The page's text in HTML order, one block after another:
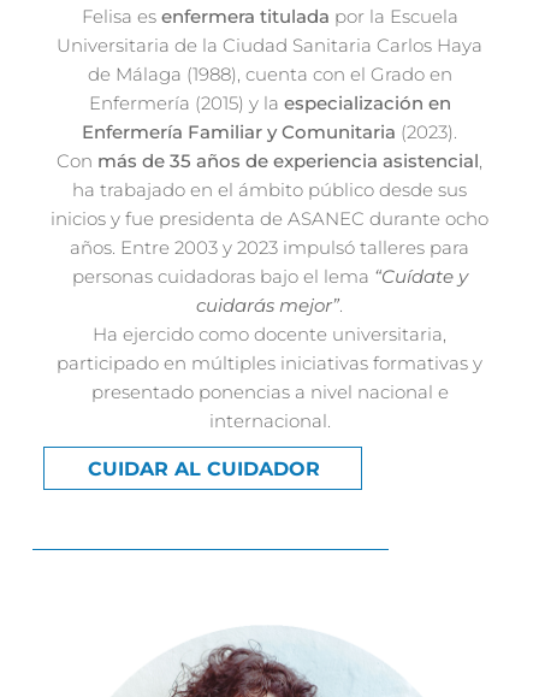
Felisa es enfermera titulada por la Escuela
Universitaria de la Ciudad Sanitaria Carlos Haya
de Málaga (1988), cuenta con el Grado en
Enfermería (2015) y la especialización en
Enfermería Familiar y Comunitaria (2023).
Con más de 35 años de experiencia asistencial,
ha trabajado en el ámbito público desde sus
inicios y fue presidenta de ASANEC durante ocho
años. Entre 2003 y 2023 impulsó talleres para
personas cuidadoras bajo el lema “Cuídate y
cuidarás mejor”.
Ha ejercido como docente universitaria,
participado en múltiples iniciativas formativas y
presentado ponencias a nivel nacional e
internacional.
CUIDAR AL CUIDADOR